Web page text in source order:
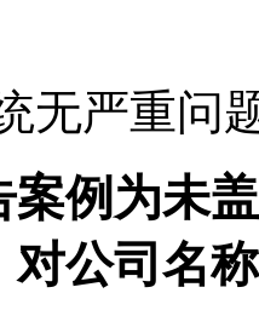
严重问
案例为未
对公司名